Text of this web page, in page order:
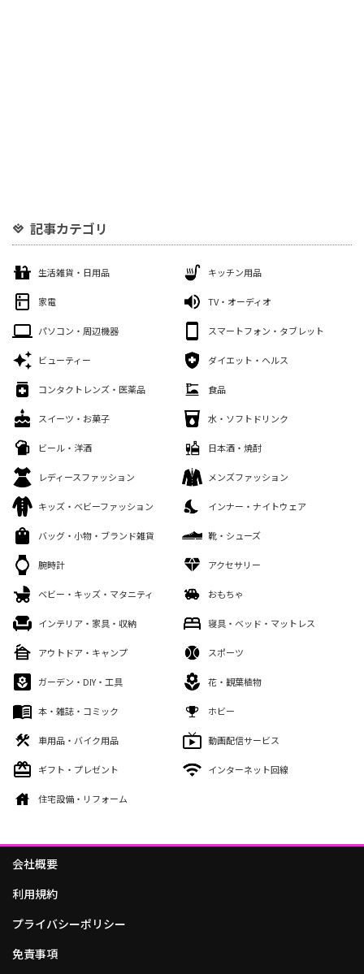
記事カテゴリ
生活雑貨・日用品 キッチン用品
家電 TV・オーディオ
パソコン・周辺機器 スマートフォン・タブレット
ビューティー ダイエット・ヘルス
コンタクトレンズ・医薬品 食品
スイーツ・お菓子 水・ソフトドリンク
ビール・洋酒 日本酒・焼酎
レディースファッション メンズファッション
キッズ・ベビーファッション インナー・ナイトウェア
バッグ・小物・ブランド雑貨 靴・シューズ
腕時計 アクセサリー
ベビー・キッズ・マタニティ おもちゃ
インテリア・家具・収納 寝具・ベッド・マットレス
アウトドア・キャンプ スポーツ
ガーデン・DIY・工具 花・観葉植物
本・雑誌・コミック ホビー
車用品・バイク用品 動画配信サービス
ギフト・プレゼント インターネット回線
住宅設備・リフォーム
会社概要
利用規約
プライバシーポリシー
免責事項